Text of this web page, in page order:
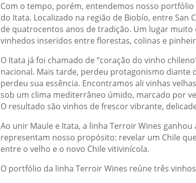
Com o tempo, porém, entendemos nosso
do Itata. Localizado na região de Biobío, entre
de quatrocentos anos de tradição. Um lugar muito
vinhedos inseridos entre florestas, colinas e
O Itata já foi chamado de “coração do vinho
nacional. Mais tarde, perdeu protagonismo diante
perdeu sua essência. Encontramos ali vinhas
sob um clima mediterrâneo úmido, marcado por
O resultado são vinhos de frescor vibrante,
Ao unir Maule e Itata, a linha Terroir Wines
representam nosso propósito: revelar um Chile
entre o velho e o novo Chile vitivinícola.
O portfólio da linha Terroir Wines reúne três